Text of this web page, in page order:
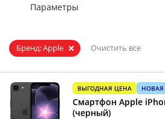
Параметры
Бренд: Apple Очистить все
ВЫГОДНАЯ ЦЕНА
Смартфон Apple
(черный)